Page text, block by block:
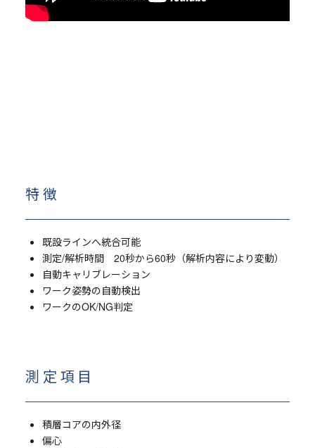
特徴
既設ラインへ統合可能
測定/解析時間 20秒から60秒（解析内容により変動）
自動キャリブレーション
ワーク姿勢の自動検出
ワークのOK/NG判定
測定項目
積層コアの内外径
偏心